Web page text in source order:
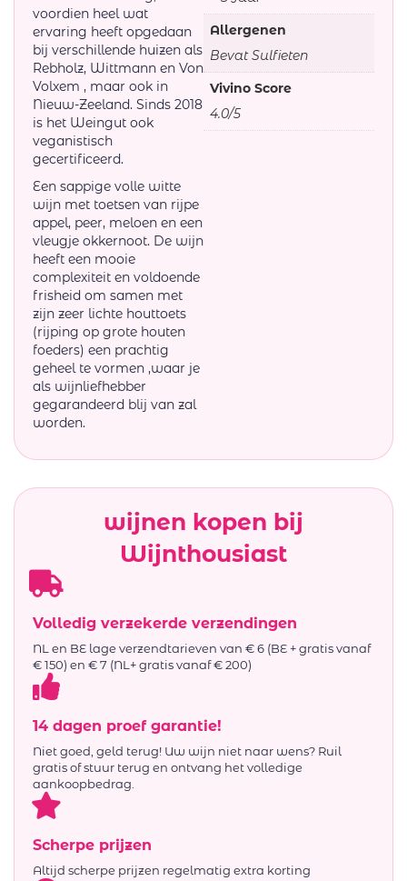
voordien heel wat
ervaring heeft opgedaan
bij verschillende huizen als
Rebholz, Wittmann en Von
Volxem , maar ook in
Nieuw-Zeeland. Sinds 2018
is het Weingut ook
veganistisch
gecertificeerd.
Een sappige volle witte
wijn met toetsen van rijpe
appel, peer, meloen en een
vleugje okkernoot. De wijn
heeft een mooie
complexiteit en voldoende
frisheid om samen met
zijn zeer lichte houttoets
(rijping op grote houten
foeders) een prachtig
geheel te vormen ,waar je
als wijnliefhebber
gegarandeerd blij van zal
worden.
Allergenen
Bevat Sulfieten
Vivino Score
4.0/5
wijnen kopen bij
Wijnthousiast
Volledig verzekerde verzendingen
NL en BE lage verzendtarieven van € 6 (BE + gratis vanaf
€ 150) en € 7 (NL+ gratis vanaf € 200)
14 dagen proef garantie!
Niet goed, geld terug! Uw wijn niet naar wens? Ruil
gratis of stuur terug en ontvang het volledige
aankoopbedrag.
Scherpe prijzen
Altijd scherpe prijzen regelmatig extra korting